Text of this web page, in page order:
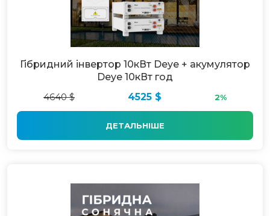
Гібридний інвертор 10кВт Deye + акумулятор
Deye 10кВт год
4640 $
4525 $ 2%
ДЕТАЛЬНІШЕ